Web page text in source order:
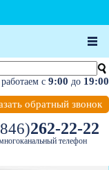
с 9:00 до 19:00
обратный звонок
262-22-22
телефон